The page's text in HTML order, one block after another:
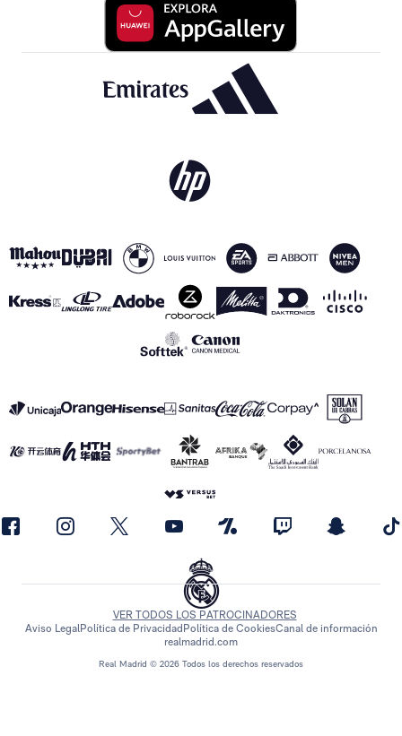
Real Madrid © 2026 Todos los derechos reservados
VER TODOS LOS PATROCINADORES
Aviso LegalPolítica de Privacidad Política de CookiesCanal de información
realmadrid.com